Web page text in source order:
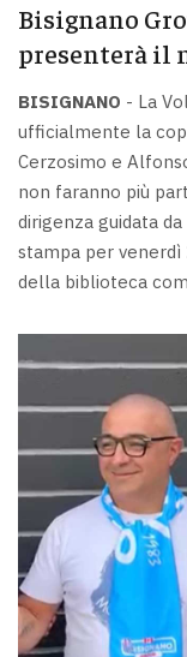
Bisignano
presenterà il
BISIGNANO - La
ufficialmente la
Cerzosimo e
non faranno più
dirigenza guidata
stampa per
della biblioteca